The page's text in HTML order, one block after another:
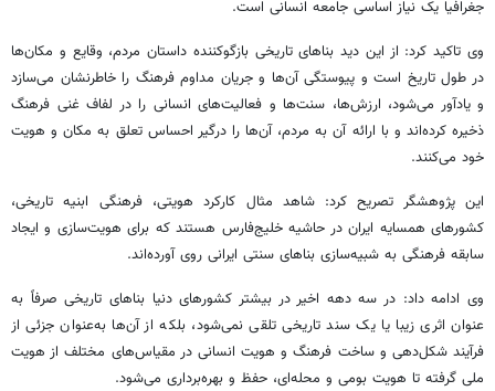
جغرافیا یک نیاز اساسی جامعه انسانی است.
وی تاکید کرد: از این دید بناهای تاریخی بازگوکننده داستان مردم، وقایع و مکان‌ها
در طول تاریخ است و پیوستگی آن‌ها و جریان مداوم فرهنگ را خاطرنشان می‌سازد
و یادآور می‌شود، ارزش‌ها، سنت‌ها و فعالیت‌های انسانی را در لفاف غنی فرهنگ
ذخیره کرده‌اند و با ارائه آن به مردم، آن‌ها را درگیر احساس تعلق به مکان و هویت
خود می‌کنند.
این پژوهشگر تصریح کرد: شاهد مثال کارکرد هویتی، فرهنگی ابنیه تاریخی،
کشورهای همسایه ایران در حاشیه خلیج‌فارس هستند که برای هویت‌سازی و ایجاد
سابقه فرهنگی به شبیه‌سازی بناهای سنتی ایرانی روی آورده‌اند.
وی ادامه داد: در سه دهه اخیر در بیشتر کشورهای دنیا بناهای تاریخی صرفاً به
عنوان اثری زیبا یا یک سند تاریخی تلقی نمی‌شود، بلکه از آن‌ها به‌عنوان جزئی از
فرآیند شکل‌دهی و ساخت فرهنگ و هویت انسانی در مقیاس‌های مختلف از هویت
ملی گرفته تا هویت بومی و محله‌ای، حفظ و بهره‌برداری می‌شود.